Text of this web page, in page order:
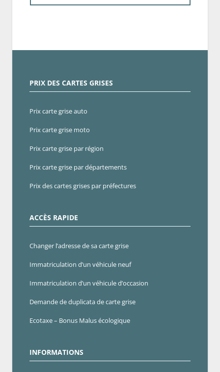
PRIX DES CARTES GRISES
Prix carte grise auto
Prix carte grise moto
Prix carte grise par région
Prix carte grise par départements
Prix des cartes grises par préfectures
ACCÈS RAPIDE
Changer l’adresse de sa carte grise
Immatriculation d’un véhicule neuf
Immatriculation d’un véhicule d’occasion
Demande de duplicata de carte grise
Ecotaxe – Bonus Malus écologique
INFORMATIONS